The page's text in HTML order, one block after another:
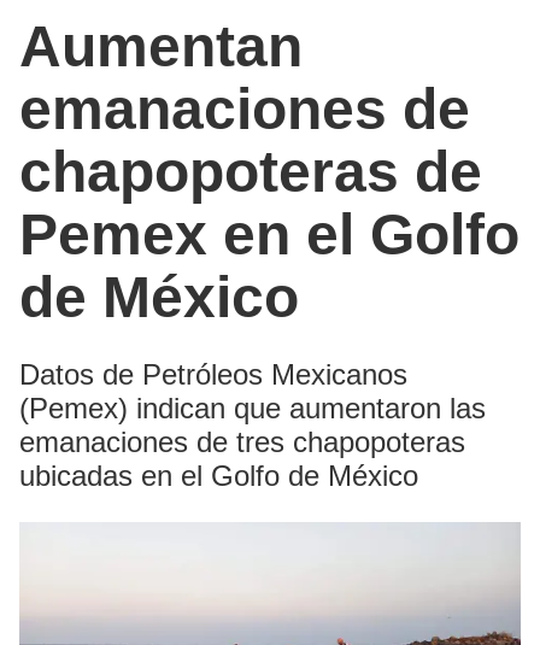
Aumentan
emanaciones de
chapopoteras de
Pemex en el Golfo
de México
Datos de Petróleos Mexicanos
(Pemex) indican que aumentaron las
emanaciones de tres chapopoteras
ubicadas en el Golfo de México